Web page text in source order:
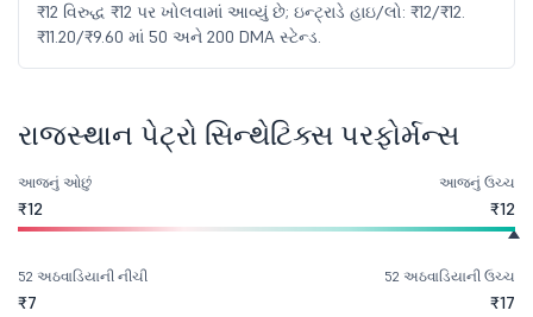
₹12 વિરુદ્ધ ₹12 પર ખોલવામાં આવ્યું છે; ઇન્ટ્રાડે હાઇ/લો: ₹12/₹12.
₹11.20/₹9.60 માં 50 અને 200 DMA સ્ટેન્ડ.
રાજસ્થાન પેટ્રો સિન્થેટિક્સ પરફોર્મન્સ
આજનું ઓછું
₹12
આજનું ઉચ્ચ
₹12
52 અઠવાડિયાની નીચી
₹7
52 અઠવાડિયાની ઉચ્ચ
₹17